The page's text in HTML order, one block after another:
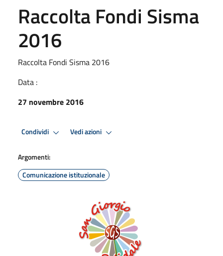
Raccolta Fondi Sisma
2016
Raccolta Fondi Sisma 2016
Data :
27 novembre 2016
Condividi Vedi azioni
Argomenti:
Comunicazione istituzionale